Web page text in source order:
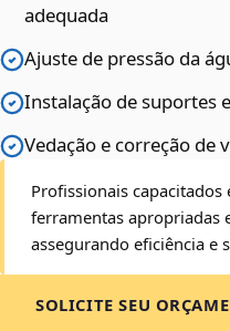
adequada
Ajuste de pressão da
Instalação de suportes
Vedação e correção de
Profissionais
ferramentas apropriadas
assegurando eficiência e
SOLICITE SEU